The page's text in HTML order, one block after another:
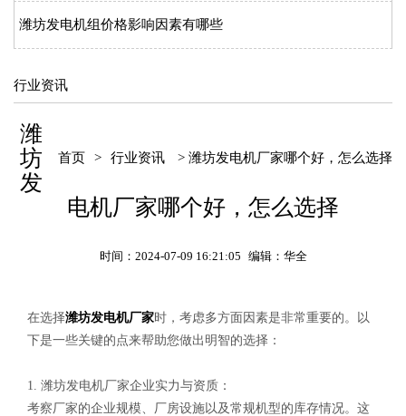
潍坊发电机组价格影响因素有哪些
行业资讯
首页 > 行业资讯 > 潍坊发电机厂家哪个好，怎么选择
潍
坊
发
电机厂家哪个好，怎么选择
时间：2024-07-09 16:21:05 编辑：华全
在选择潍坊发电机厂家时，考虑多方面因素是非常重要的。以
下是一些关键的点来帮助您做出明智的选择：
1. 潍坊发电机厂家企业实力与资质：
考察厂家的企业规模、厂房设施以及常规机型的库存情况。这